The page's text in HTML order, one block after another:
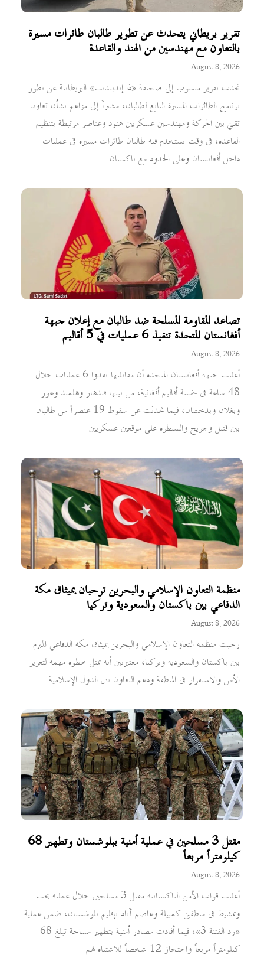
تقرير بريطاني يتحدث عن تطوير طالبان طائرات مسيرة
بالتعاون مع مهندسين من الهند والقاعدة
August 8, 2026
تحدث تقرير منسوب إلى صحيفة «ذا إندبندنت» البريطانية عن تطور
برنامج الطائرات المسيرة التابع لطالبان، مشيراً إلى مزاعم بشأن تعاون
تقني بين الحركة ومهندسين عسكريين هنود وعناصر مرتبطة بتنظيم
القاعدة، في وقت تستخدم فيه طالبان طائرات مسيرة في عمليات
داخل أفغانستان وعلى الحدود مع باكستان
تصاعد المقاومة المسلحة ضد طالبان مع إعلان جبهة
أفغانستان المتحدة تنفيذ 6 عمليات في 5 أقاليم
August 8, 2026
أعلنت جبهة أفغانستان المتحدة أن مقاتليها نفذوا 6 عمليات خلال
48 ساعة في خمسة أقاليم أفغانية، من بينها قندهار وهلمند وغور
وبغلان وبدخشان، فيما تحدثت عن سقوط 19 عنصراً من طالبان
بين قتيل وجريح والسيطرة على موقعين عسكريين
منظمة التعاون الإسلامي والبحرين ترحبان بميثاق مكة
الدفاعي بين باكستان والسعودية وتركيا
August 8, 2026
رحبت منظمة التعاون الإسلامي والبحرين بميثاق مكة الدفاعي المبرم
بين باكستان والسعودية وتركيا، معتبرتين أنه يمثل خطوة مهمة لتعزيز
الأمن والاستقرار في المنطقة ودعم التعاون بين الدول الإسلامية
مقتل 3 مسلحين في عملية أمنية ببلوشستان وتطهير 68
كيلومتراً مربعاً
August 8, 2026
أعلنت قوات الأمن الباكستانية مقتل 3 مسلحين خلال عملية بحث
وتمشيط في منطقتي كمبيلة وعاصم آباد بإقليم بلوشستان، ضمن عملية
«رد الفتنة 3»، فيما أفادت مصادر أمنية بتطهير مساحة تبلغ 68
كيلومتراً مربعاً واحتجاز 12 شخصاً للاشتباه بهم